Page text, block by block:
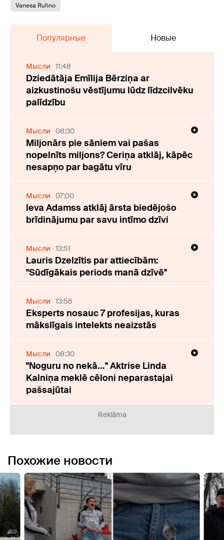
Vanesa Rufino
Популярные Новые
Мысли 11:48
Dziedātāja Emīlija Bērziņa ar
aizkustinošu vēstījumu lūdz līdzcilvēku
palīdzību
Мысли 08:30
Miljonārs pie sāniem vai pašas
nopelnīts miljons? Ceriņa atklāj, kāpēc
nesapņo par bagātu vīru
Мысли 07:00
Ieva Adamss atklāj ārsta biedējošo
brīdinājumu par savu intīmo dzīvi
Мысли 13:51
Lauris Dzelzītis par attiecībām:
"Sūdīgākais periods manā dzīvē"
Мысли 13:56
Eksperts nosauc 7 profesijas, kuras
mākslīgais intelekts neaizstās
Мысли 08:30
"Noguru no nekā..." Aktrise Linda
Kalniņa meklē cēloni neparastajai
pašsajūtai
Reklāma
Похожие новости